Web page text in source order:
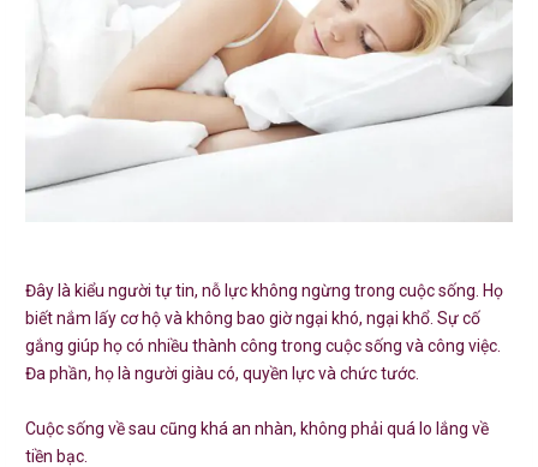
Đây là kiểu người tự tin, nỗ lực không ngừng trong cuộc sống. Họ
biết nắm lấy cơ hộ và không bao giờ ngại khó, ngại khổ. Sự cố
gắng giúp họ có nhiều thành công trong cuộc sống và công việc.
Đa phần, họ là người giàu có, quyền lực và chức tước.
Cuộc sống về sau cũng khá an nhàn, không phải quá lo lắng về
tiền bạc.